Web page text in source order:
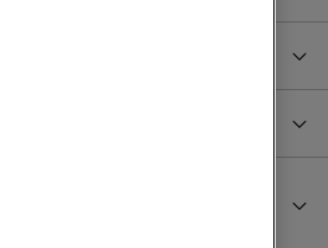
sms/mms från Sverige?
surf och samtal i utlandet?
jag har ett äldre obegränsat